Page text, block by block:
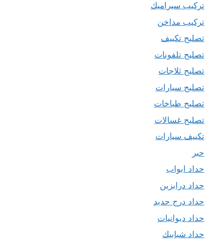
تركيب سيراميك
تركيب مداخن
تصليح تكييف
تصليح تلفونات
تصليح ثلاجات
تصليح سيارات
تصليح طباخات
تصليح غسالات
تكييف سيارات
حبر
حداد ابواب
حداد درابزين
حداد درج حديد
حداد ديوانيات
حداد شبابيك